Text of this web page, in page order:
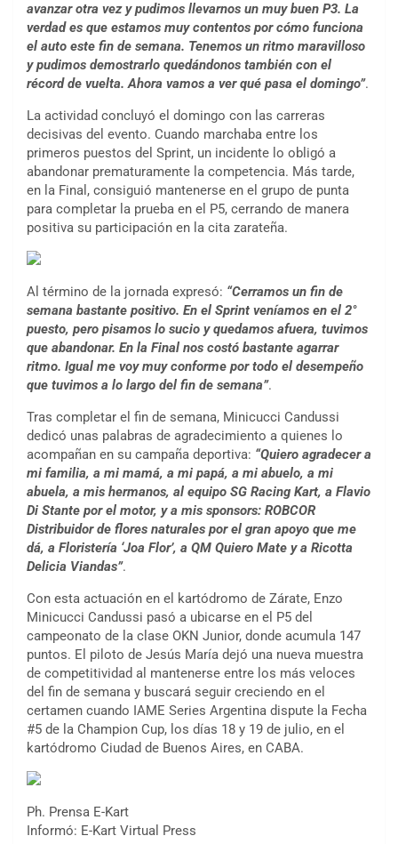
avanzar otra vez y pudimos llevarnos un muy buen P3. La
verdad es que estamos muy contentos por cómo funciona
el auto este fin de semana. Tenemos un ritmo maravilloso
y pudimos demostrarlo quedándonos también con el
récord de vuelta. Ahora vamos a ver qué pasa el domingo”.
La actividad concluyó el domingo con las carreras
decisivas del evento. Cuando marchaba entre los
primeros puestos del Sprint, un incidente lo obligó a
abandonar prematuramente la competencia. Más tarde,
en la Final, consiguió mantenerse en el grupo de punta
para completar la prueba en el P5, cerrando de manera
positiva su participación en la cita zarateña.
Al término de la jornada expresó: “Cerramos un fin de
semana bastante positivo. En el Sprint veníamos en el 2°
puesto, pero pisamos lo sucio y quedamos afuera, tuvimos
que abandonar. En la Final nos costó bastante agarrar
ritmo. Igual me voy muy conforme por todo el desempeño
que tuvimos a lo largo del fin de semana”.
Tras completar el fin de semana, Minicucci Candussi
dedicó unas palabras de agradecimiento a quienes lo
acompañan en su campaña deportiva: “Quiero agradecer a
mi familia, a mi mamá, a mi papá, a mi abuelo, a mi
abuela, a mis hermanos, al equipo SG Racing Kart, a Flavio
Di Stante por el motor, y a mis sponsors: ROBCOR
Distribuidor de flores naturales por el gran apoyo que me
dá, a Floristería ‘Joa Flor’, a QM Quiero Mate y a Ricotta
Delicia Viandas”.
Con esta actuación en el kartódromo de Zárate, Enzo
Minicucci Candussi pasó a ubicarse en el P5 del
campeonato de la clase OKN Junior, donde acumula 147
puntos. El piloto de Jesús María dejó una nueva muestra
de competitividad al mantenerse entre los más veloces
del fin de semana y buscará seguir creciendo en el
certamen cuando IAME Series Argentina dispute la Fecha
#5 de la Champion Cup, los días 18 y 19 de julio, en el
kartódromo Ciudad de Buenos Aires, en CABA.
Ph. Prensa E-Kart
Informó: E-Kart Virtual Press
COBERTURA ESPECIAL DE E-KART.COM.AR